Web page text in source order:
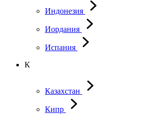
Индонезия
Иордания
Испания
К
Казахстан
Кипр